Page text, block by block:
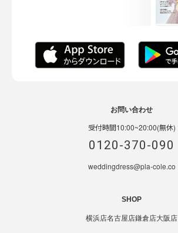
お問い合わせ
受付時間10:00~20:00(無休)
0120-370-090
weddingdress@pla-cole.co
SHOP
横浜店名古屋店鎌倉店大阪店